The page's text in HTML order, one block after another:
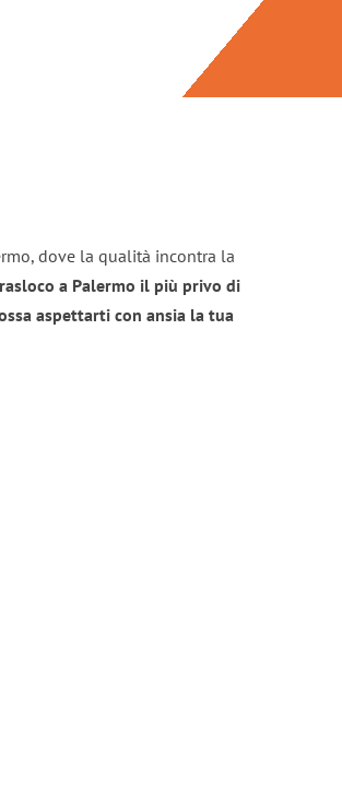
dove la qualità incontra la
a Palermo il più privo di
aspettarti con ansia la tua